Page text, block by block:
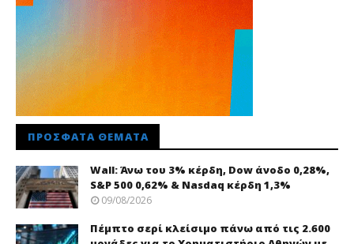
ΠΡΌΣΦΑΤΑ ΘΈΜΑΤΑ
Wall: Άνω του 3% κέρδη, Dow άνοδο 0,28%,
S&P 500 0,62% & Nasdaq κέρδη 1,3%
09/08/2026
Πέμπτο σερί κλείσιμο πάνω από τις 2.600